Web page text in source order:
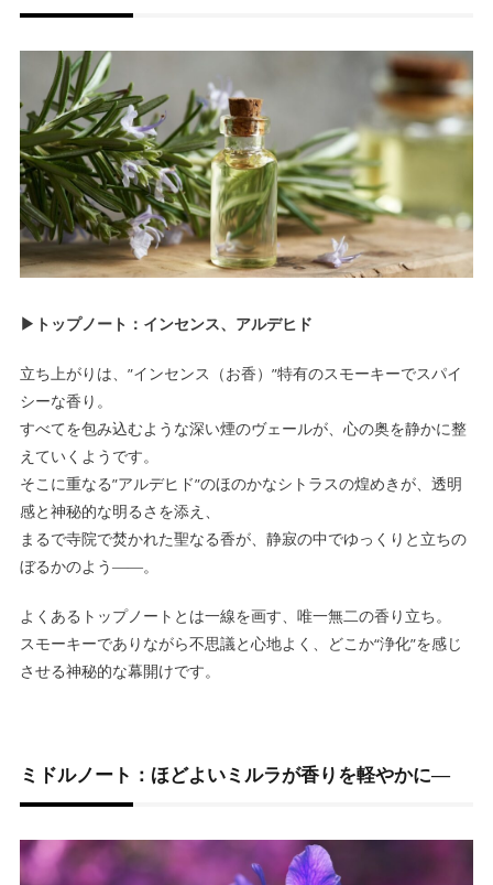
▶トップノート：インセンス、アルデヒド
立ち上がりは、”インセンス（お香）”特有のスモーキーでスパイ
シーな香り。
すべてを包み込むような深い煙のヴェールが、心の奥を静かに整
えていくようです。
そこに重なる”アルデヒド”のほのかなシトラスの煌めきが、透明
感と神秘的な明るさを添え、
まるで寺院で焚かれた聖なる香が、静寂の中でゆっくりと立ちの
ぼるかのよう――。
よくあるトップノートとは一線を画す、唯一無二の香り立ち。
スモーキーでありながら不思議と心地よく、どこか“浄化”を感じ
させる神秘的な幕開けです。
ミドルノート：ほどよいミルラが香りを軽やかに―